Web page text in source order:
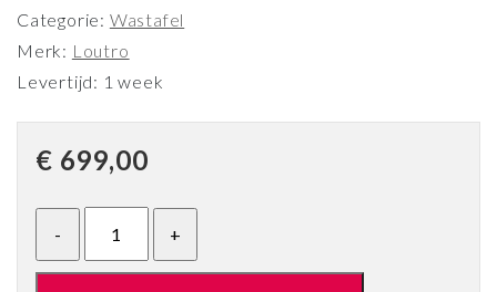
Categorie: Wastafel
Merk: Loutro
Levertijd: 1 week
€ 699,00